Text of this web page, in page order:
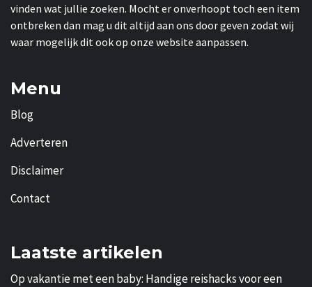
vinden wat jullie zoeken. Mocht er onverhoopt toch een item
ontbreken dan mag u dit altijd aan ons door geven zodat wij
waar mogelijk dit ook op onze website aanpassen.
Menu
Blog
Adverteren
Disclaimer
Contact
Laatste artikelen
Op vakantie met een baby: Handige reishacks voor een